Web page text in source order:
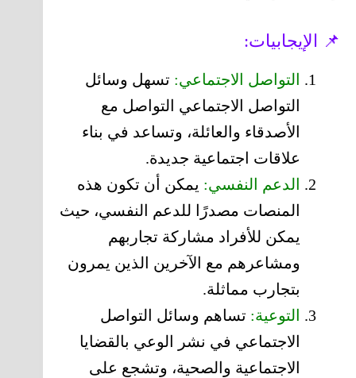
📌 الإيجابيات:
التواصل الاجتماعي: تسهل وسائل
التواصل الاجتماعي التواصل مع
الأصدقاء والعائلة، وتساعد في بناء
علاقات اجتماعية جديدة.
الدعم النفسي: يمكن أن تكون هذه
المنصات مصدرًا للدعم النفسي، حيث
يمكن للأفراد مشاركة تجاربهم
ومشاعرهم مع الآخرين الذين يمرون
بتجارب مماثلة.
التوعية: تساهم وسائل التواصل
الاجتماعي في نشر الوعي بالقضايا
الاجتماعية والصحية، وتشجع على